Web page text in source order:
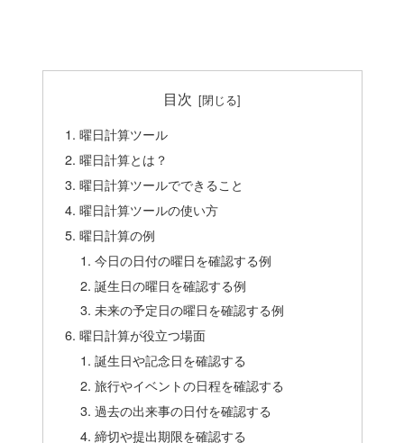
目次
曜日計算ツール
曜日計算とは？
曜日計算ツールでできること
曜日計算ツールの使い方
曜日計算の例
今日の日付の曜日を確認する例
誕生日の曜日を確認する例
未来の予定日の曜日を確認する例
曜日計算が役立つ場面
誕生日や記念日を確認する
旅行やイベントの日程を確認する
過去の出来事の日付を確認する
締切や提出期限を確認する